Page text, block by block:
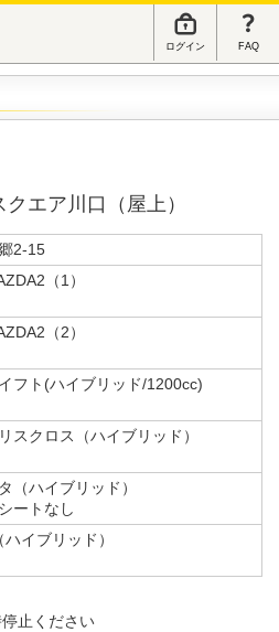
ログイン FAQ
エア川口（屋上）
2-15
（1）
（2）
フト(ハイブリッド/1200cc)
スクロス（ハイブリッド）
（ハイブリッド）
ートなし
イブリッド）
止ください